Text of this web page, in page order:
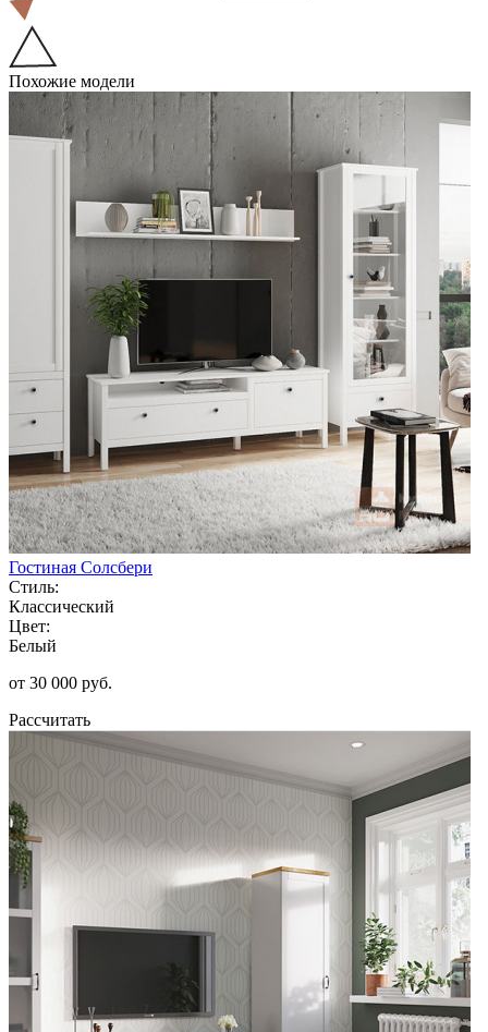
Похожие модели
Гостиная Солсбери
Стиль:
Классический
Цвет:
Белый
от 30 000 руб.
Рассчитать